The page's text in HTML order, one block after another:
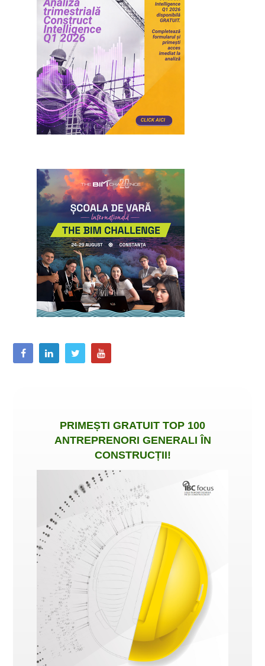
PRIMEȘTI GRATUIT TOP 100
ANTREPRENORI GENERALI ÎN
CONSTRUCȚII!